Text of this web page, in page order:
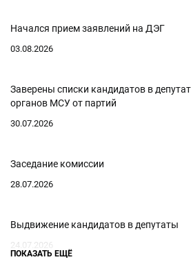
Начался прием заявлений на ДЭГ
03.08.2026
Заверены списки кандидатов в
органов МСУ от партий
30.07.2026
Заседание комиссии
28.07.2026
Выдвижение кандидатов в депутаты
24.07.2026
ПОКАЗАТЬ ЕЩЁ